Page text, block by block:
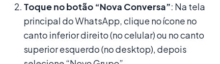
Toque no botão “Nova Conversa”: Na tela
principal do WhatsApp, clique no ícone no
canto inferior direito (no celular) ou no canto
superior esquerdo (no desktop), depois